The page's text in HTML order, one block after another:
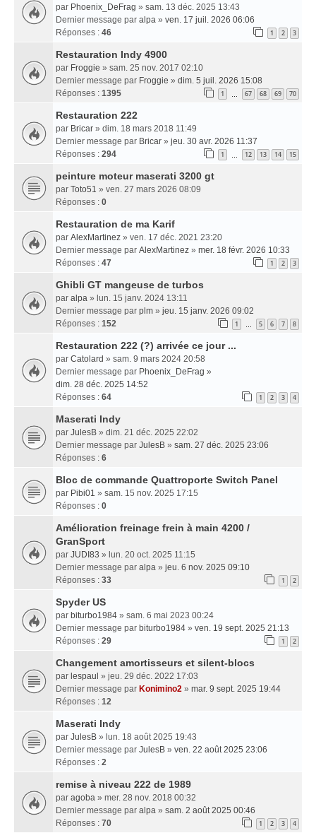
par Phoenix_DeFrag » sam. 13 déc. 2025 13:43
Dernier message par alpa » ven. 17 juil. 2026 06:06
Réponses : 46 1 2 3
Restauration Indy 4900
par Froggie » sam. 25 nov. 2017 02:10
Dernier message par Froggie » dim. 5 juil. 2026 15:08
Réponses : 1395 1 67 68 69 70
Restauration 222
par Bricar » dim. 18 mars 2018 11:49
Dernier message par Bricar » jeu. 30 avr. 2026 11:37
Réponses : 294 1 12 13 14 15
peinture moteur maserati 3200 gt
par Toto51 » ven. 27 mars 2026 08:09
Réponses : 0
Restauration de ma Karif
par AlexMartinez » ven. 17 déc. 2021 23:20
Dernier message par AlexMartinez » mer. 18 févr. 2026 10:33
Réponses : 47 1 2 3
Ghibli GT mangeuse de turbos
par alpa » lun. 15 janv. 2024 13:11
Dernier message par plm » jeu. 15 janv. 2026 09:02
Réponses : 152 1 5 6 7 8
Restauration 222 (?) arrivée ce jour ...
par Catolard » sam. 9 mars 2024 20:58
Dernier message par Phoenix_DeFrag »
dim. 28 déc. 2025 14:52
Réponses : 64 1 2 3 4
Maserati Indy
par JulesB » dim. 21 déc. 2025 22:02
Dernier message par JulesB » sam. 27 déc. 2025 23:06
Réponses : 6
Bloc de commande Quattroporte Switch Panel
par Pibi01 » sam. 15 nov. 2025 17:15
Réponses : 0
Amélioration freinage frein à main 4200 /
GranSport
par JUDI83 » lun. 20 oct. 2025 11:15
Dernier message par alpa » jeu. 6 nov. 2025 09:10
Réponses : 33 1 2
Spyder US
par biturbo1984 » sam. 6 mai 2023 00:24
Dernier message par biturbo1984 » ven. 19 sept. 2025 21:13
Réponses : 29 1 2
Changement amortisseurs et silent-blocs
par lespaul » jeu. 29 déc. 2022 17:03
Dernier message par Konimino2 » mar. 9 sept. 2025 19:44
Réponses : 12
Maserati Indy
par JulesB » lun. 18 août 2025 19:43
Dernier message par JulesB » ven. 22 août 2025 23:06
Réponses : 2
remise à niveau 222 de 1989
par agoba » mer. 28 nov. 2018 00:32
Dernier message par alpa » sam. 2 août 2025 00:46
Réponses : 70 1 2 3 4